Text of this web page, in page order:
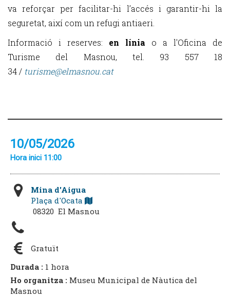
va reforçar per facilitar-hi l’accés i garantir-hi la
seguretat, així com un refugi antiaeri.
Informació i reserves: en línia o a l'Oficina de
Turisme del Masnou, tel. 93 557 18
34 / turisme@elmasnou.cat
10/05/2026
Hora inici 11:00
Mina d'Aigua
Plaça d'Ocata
08320 El Masnou
Gratuït
Durada : 1 hora
Ho organitza : Museu Municipal de Nàutica del
Masnou